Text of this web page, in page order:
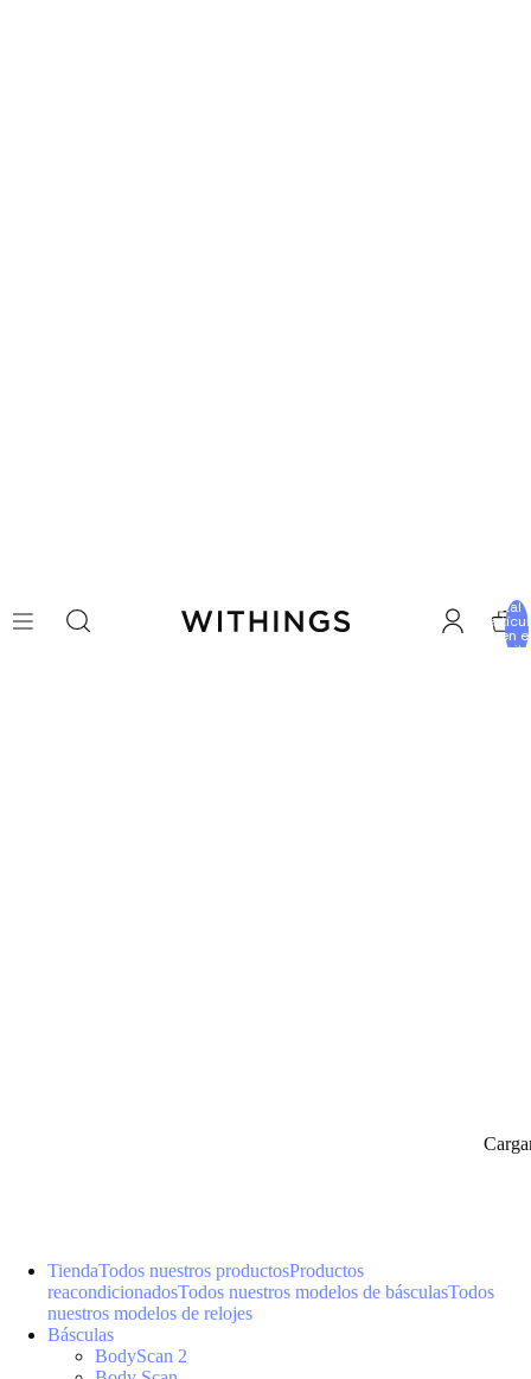
Total
en el
TiendaTodos nuestros productosProductos
reacondicionadosTodos nuestros modelos de básculasTodos
nuestros modelos de relojes
Básculas
BodyScan 2